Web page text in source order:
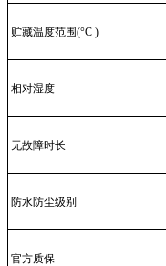
贮藏温度范围(°C )
相对湿度
无故障时长
防水防尘级别
官方质保